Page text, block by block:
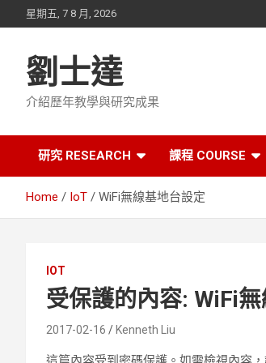
to
星期五, 7 8 月, 2026
劉士達
介紹歷年教學與研究成果
研究 RESEARCH 課程 COURSE
Home IoT WiFi無線基地台設定
IOT
受保護的內容: WiFi
2017-02-16 Kenneth Liu